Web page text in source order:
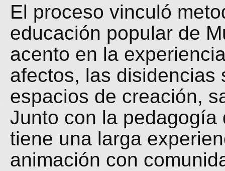
El proceso vinculó
educación popular de
acento en la
afectos, las disidencias
espacios de creación,
Junto con la
tiene una larga
animación con